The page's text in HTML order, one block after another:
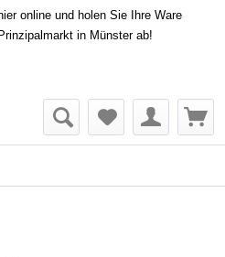
online und holen Sie Ihre Ware
in Münster ab!